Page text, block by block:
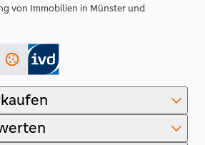
von Immobilien in Münster und